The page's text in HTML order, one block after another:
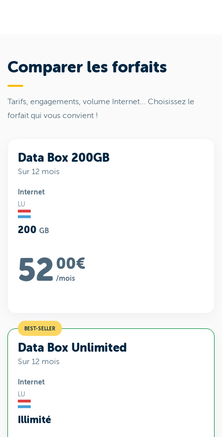
Comparer les forfaits
Tarifs, engagements, volume Internet... Choisissez le
forfait qui vous convient !
Data Box 200GB
Sur 12 mois
Internet
LU
200 GB
5200€
/mois
BEST-SELLER
Data Box Unlimited
Sur 12 mois
Internet
LU
Illimité